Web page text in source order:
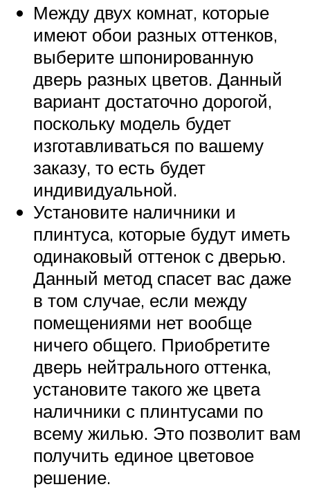
Между двух комнат, которые
имеют обои разных оттенков,
выберите шпонированную
дверь разных цветов. Данный
вариант достаточно дорогой,
поскольку модель будет
изготавливаться по вашему
заказу, то есть будет
индивидуальной.
Установите наличники и
плинтуса, которые будут иметь
одинаковый оттенок с дверью.
Данный метод спасет вас даже
в том случае, если между
помещениями нет вообще
ничего общего. Приобретите
дверь нейтрального оттенка,
установите такого же цвета
наличники с плинтусами по
всему жилью. Это позволит вам
получить единое цветовое
решение.